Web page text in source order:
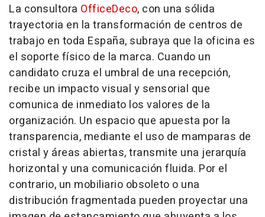
La consultora OfficeDeco, con una sólida
trayectoria en la transformación de centros de
trabajo en toda España, subraya que la oficina es
el soporte físico de la marca. Cuando un
candidato cruza el umbral de una recepción,
recibe un impacto visual y sensorial que
comunica de inmediato los valores de la
organización. Un espacio que apuesta por la
transparencia, mediante el uso de mamparas de
cristal y áreas abiertas, transmite una jerarquía
horizontal y una comunicación fluida. Por el
contrario, un mobiliario obsoleto o una
distribución fragmentada pueden proyectar una